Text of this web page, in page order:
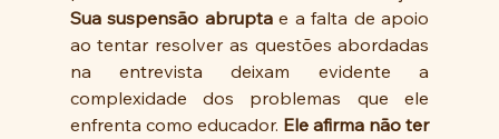
Sua suspensão abrupta e a falta de apoio
ao tentar resolver as questões abordadas
na entrevista deixam evidente a
complexidade dos problemas que ele
enfrenta como educador. Ele afirma não ter